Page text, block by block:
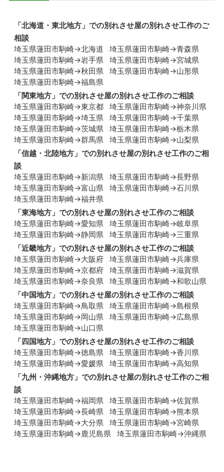
「北海道・東北地方 」での別れさせ屋の別れさせ工作のご
相談
埼玉県蓮田市駒崎→北海道
埼玉県蓮田市駒崎→青森県
埼玉県蓮田市駒崎→岩手県
埼玉県蓮田市駒崎→宮城県
埼玉県蓮田市駒崎→秋田県
埼玉県蓮田市駒崎→山形県
埼玉県蓮田市駒崎→福島県
「関東地方 」での別れさせ屋の別れさせ工作のご相談
埼玉県蓮田市駒崎→東京都
埼玉県蓮田市駒崎→神奈川県
埼玉県蓮田市駒崎→埼玉県
埼玉県蓮田市駒崎→千葉県
埼玉県蓮田市駒崎→茨城県
埼玉県蓮田市駒崎→栃木県
埼玉県蓮田市駒崎→群馬県
埼玉県蓮田市駒崎→山梨県
「信越・北陸地方 」での別れさせ屋の別れさせ工作のご相
談
埼玉県蓮田市駒崎→新潟県
埼玉県蓮田市駒崎→長野県
埼玉県蓮田市駒崎→富山県
埼玉県蓮田市駒崎→石川県
埼玉県蓮田市駒崎→福井県
「東海地方 」での別れさせ屋の別れさせ工作のご相談
埼玉県蓮田市駒崎→愛知県
埼玉県蓮田市駒崎→岐阜県
埼玉県蓮田市駒崎→静岡県
埼玉県蓮田市駒崎→三重県
「近畿地方 」での別れさせ屋の別れさせ工作のご相談
埼玉県蓮田市駒崎→大阪府
埼玉県蓮田市駒崎→兵庫県
埼玉県蓮田市駒崎→京都府
埼玉県蓮田市駒崎→滋賀県
埼玉県蓮田市駒崎→奈良県
埼玉県蓮田市駒崎→和歌山県
「中国地方 」での別れさせ屋の別れさせ工作のご相談
埼玉県蓮田市駒崎→鳥取県
埼玉県蓮田市駒崎→島根県
埼玉県蓮田市駒崎→岡山県
埼玉県蓮田市駒崎→広島県
埼玉県蓮田市駒崎→山口県
「四国地方 」での別れさせ屋の別れさせ工作のご相談
埼玉県蓮田市駒崎→徳島県
埼玉県蓮田市駒崎→香川県
埼玉県蓮田市駒崎→愛媛県
埼玉県蓮田市駒崎→高知県
「九州・沖縄地方 」での別れさせ屋の別れさせ工作のご相
談
埼玉県蓮田市駒崎→福岡県
埼玉県蓮田市駒崎→佐賀県
埼玉県蓮田市駒崎→長崎県
埼玉県蓮田市駒崎→熊本県
埼玉県蓮田市駒崎→大分県
埼玉県蓮田市駒崎→宮崎県
埼玉県蓮田市駒崎→鹿児島県
埼玉県蓮田市駒崎→沖縄県